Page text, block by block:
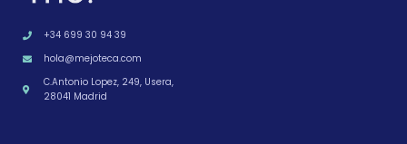
+34 699 30 94 39
hola@mejoteca.com
C.Antonio Lopez, 249, Usera,
28041 Madrid